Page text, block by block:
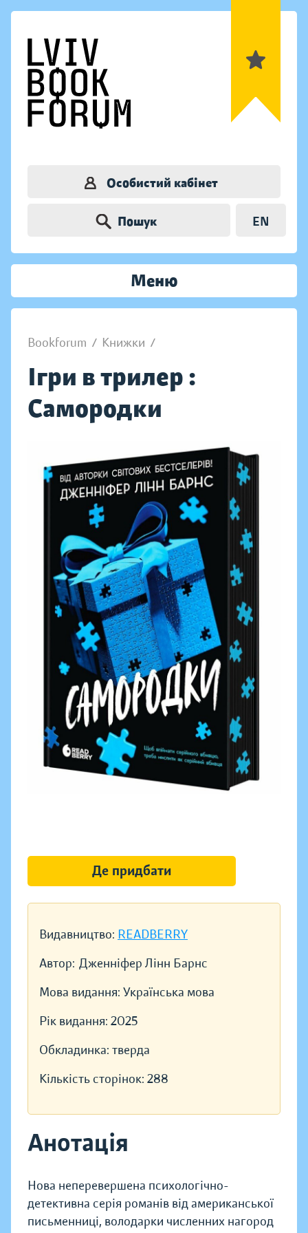
Особистий кабінет
Пошук EN
Меню
Bookforum / Книжки /
Ігри в трилер :
Самородки
Видавництво: READBERRY
Автор: Дженніфер Лінн Барнс
Мова видання: Українська мова
Рік видання: 2025
Обкладинка: тверда
Кількість сторінок: 288
Анотація
Нова неперевершена психологічно-
детективна серія романів від американської
письменниці, володарки численних нагород
Де придбати